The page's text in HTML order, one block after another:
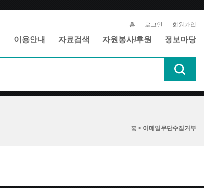
홈 로그인 회원가입
이용안내 자료검색 자원봉사/후원 정보마당
홈 > 이메일무단수집거부